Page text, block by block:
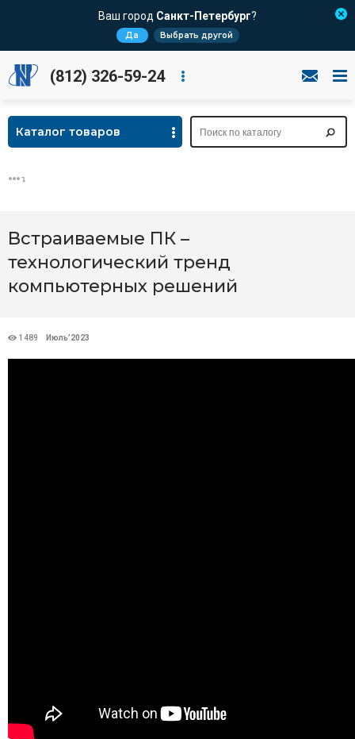
Ваш город Санкт-Петербург?
Да Выбрать другой
(812) 326-59-24
Каталог товаров
Встраиваемые ПК –
технологический тренд
компьютерных решений
1489 Июль’2023